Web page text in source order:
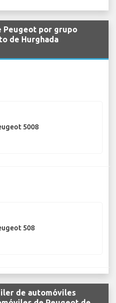
Peugeot por grupo
de Hurghada
5008
508
de automóviles